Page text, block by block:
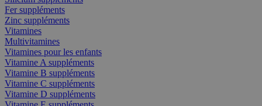
Fer suppléments
Zinc suppléments
Vitamines
Multivitamines
Vitamines pour les enfants
Vitamine A suppléments
Vitamine B suppléments
Vitamine C suppléments
Vitamine D suppléments